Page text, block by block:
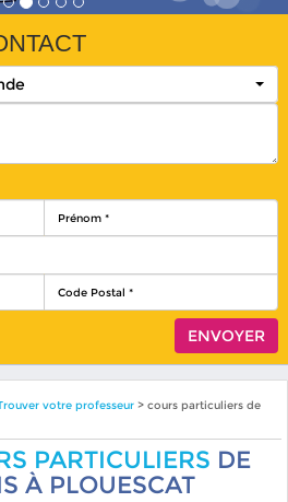
votre professeur> cours particuliers de
PARTICULIERS DE
À PLOUESCAT